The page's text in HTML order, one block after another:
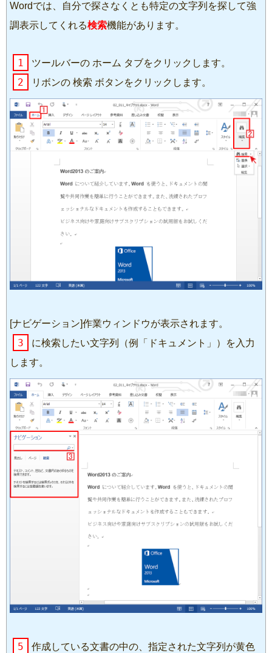
Wordでは、自分で探さなくとも特定の文字列を探して強
調表示してくれる検索機能があります。
1 ツールバーの ホーム タブをクリックします。
2 リボンの 検索 ボタンをクリックします。
[ナビゲーション]作業ウィンドウが表示されます。
3
に検索したい文字列（例「ドキュメント」）を入力
します。
5 作成している文書の中の、指定された文字列が黄色